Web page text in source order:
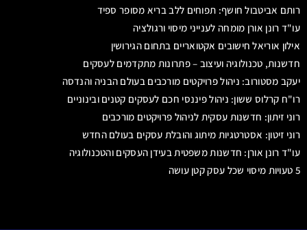
רותם אביטבול חושף: תפוחים ללב בריא מסופר ספיד
עו"ד רונן אורן מומחה לענייני מיסוי ורגולציה
אילון אוריאל חישובים אקטואריים בתחום הגירושין
חדשנות, טכנולוגיה ועיצוב – פתרונות מתקדמים לעסקים
יעקב מסטורוב: ניהול פרויקטים מורכבים בעולם הבניה והנדסה
רו"ח קרלוס ששון: ניהול פיננסי חכם לעסקים קטנים ובינוניים
רוני זיתון: חדשנות עסקית לניהול פרויקטים מורכבים
רוני זיטון: אסטרטגיות מיתוג והובלת עסקים בעולם החדש
עו"ד רונן אורן: חדשנות משפטית בעידן העסקים והטכנולוגיה
5 טעויות מיסוי שכל עסק קטן עושה